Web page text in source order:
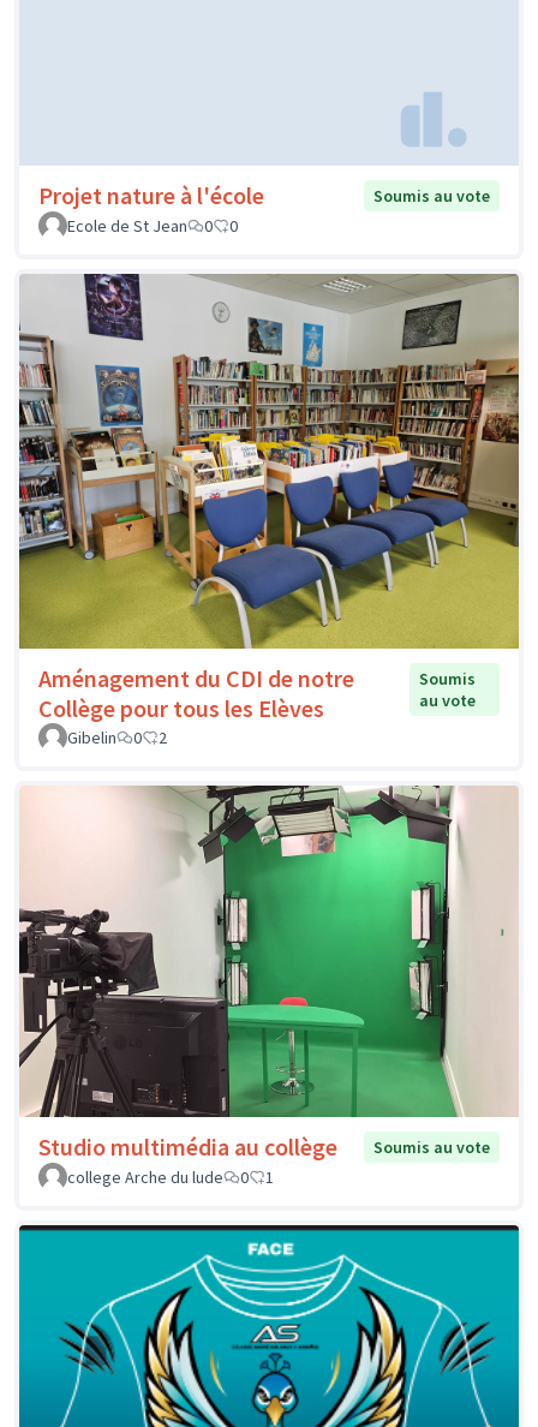
Projet nature à l'école
Soumis au vote
Ecole de St Jean
0 0
Aménagement du CDI de notre
Collège pour tous les Elèves
Soumis
au vote
Gibelin
0 2
Studio multimédia au collège
Soumis au vote
college Arche du lude
0 1